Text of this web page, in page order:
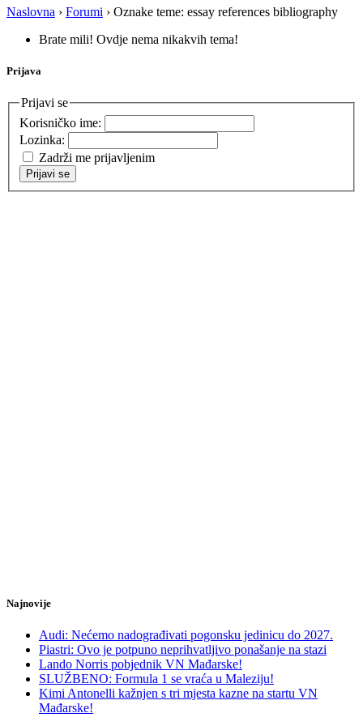
Naslovna › Forumi › Oznake teme: essay references bibliography
Brate mili! Ovdje nema nikakvih tema!
Prijava
Prijavi se
Korisničko ime:
Lozinka:
Zadrži me prijavljenim
Prijavi se
Najnovije
Audi: Nećemo nadograđivati pogonsku jedinicu do 2027.
Piastri: Ovo je potpuno neprihvatljivo ponašanje na stazi
Lando Norris pobjednik VN Mađarske!
SLUŽBENO: Formula 1 se vraća u Maleziju!
Kimi Antonelli kažnjen s tri mjesta kazne na startu VN
Mađarske!